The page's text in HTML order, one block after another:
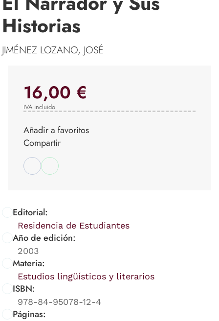
Historias
JIMÉNEZ LOZANO, JOSÉ
Editorial:
Residencia de Estudiantes
Año de edición:
2003
Materia:
Estudios lingüísticos y literarios
ISBN:
978-84-95078-12-4
Páginas:
16,00 €
IVA incluido
Añadir a favoritos
Compartir